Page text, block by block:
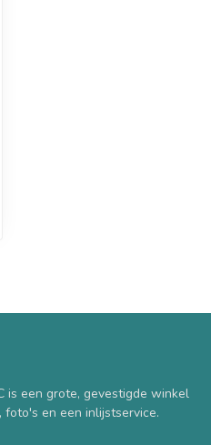
is een grote, gevestigde winkel
en een inlijstservice.